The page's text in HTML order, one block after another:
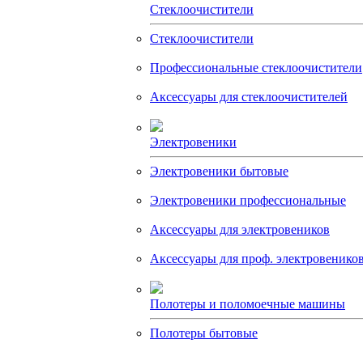
Стеклоочистители
Стеклоочистители
Профессиональные стеклоочистители
Аксессуары для стеклоочистителей
Электровеники
Электровеники бытовые
Электровеники профессиональные
Аксессуары для электровеников
Аксессуары для проф.
Полотеры и поломоечные машины
Полотеры бытовые